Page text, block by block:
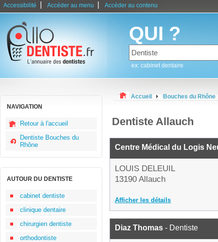
Accessibilité Accéder au menu Accéder au contenu
QUI ?
ex: cabinet dentaire
NAVIGATION
Retour à l'accueil
Dentiste Bouches du
Rhône
AUTOUR DU DENTISTE
cabinet dentiste
clinique dentaire
chirurgien dentiste
orthodontiste
Accueil Bouches du Rhône
Dentiste Allauch
Centre Médical du Logis
LOUIS DELEUIL
13190 Allauch
Afficher les détails
Diaz Thomas - Dentiste